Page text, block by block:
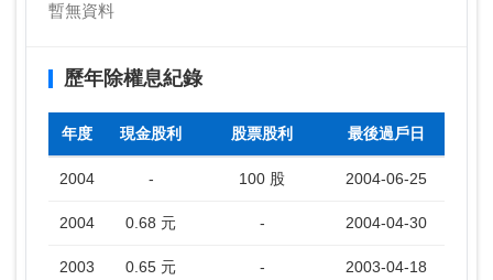
暫無資料
歷年除權息紀錄
年度 現金股利 股票股利 最後過戶日
2004 - 100 股 2004-06-25
2004 0.68 元 - 2004-04-30
2003 0.65 元 - 2003-04-18